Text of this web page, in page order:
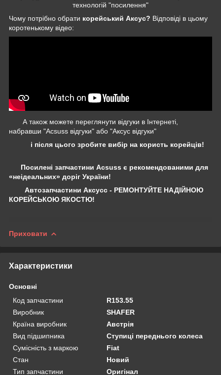
технологій "посилення"
Чому потрібно обрати корейський Аксус? Відповіді в цьому
коротенькому відео:
А також можете переглянути відгуки в Інтернеті,
набравши "Acsuss відгуки" або "Аксус відгуки"
і після цього зробите вибір на користь корейців!
Посилені запчастини Acsuss є рекомендованими для
«неідеальних» доріг України!
Автозапчастини Аксусс - РЕМОНТУЙТЕ НАДІЙНОЮ
КОРЕЙСЬКОЮ ЯКОСТЮ!
Приховати
Характеристики
Основні
Код запчастини
R153.55
Виробник
SHAFER
Країна виробник
Австрія
Вид підшипника
Ступиці переднього колеса
Сумісність з маркою
Fiat
Стан
Новий
Тип запчастини
Оригінал